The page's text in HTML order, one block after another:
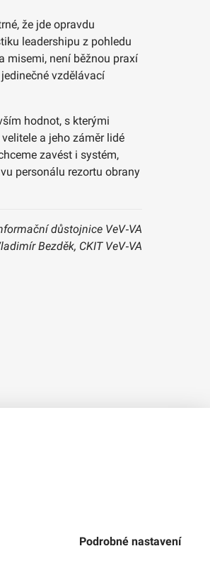
že jde opravdu
leadershipu z pohledu
misemi, není běžnou praxí
vzdělávací
hodnot, s kterými
a jeho záměr lidé
zavést i systém,
personálu rezortu obrany
důstojnice VeV‑VA
Bezděk, CKIT VeV‑VA
Podrobné nastavení